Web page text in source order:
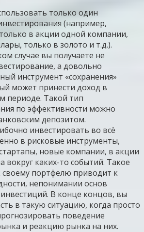
только один
(например,
в акции одной компании,
только в золото и т.д.).
случае вы получаете не
а довольно
инструмент «сохранения»
может принести доход в
периоде. Такой тип
по эффективности можно
депозитом.
инвестировать во всё
в рисковые инструменты,
новые компании, в акции
вокруг каких-то событий. Такое
портфелю приводит к
непонимании основ
В конце концов, вы
в такую ситуацию, когда просто
поведение
и реакцию рынка на них.